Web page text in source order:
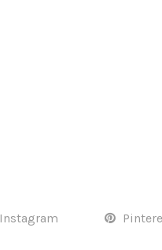
Instagram